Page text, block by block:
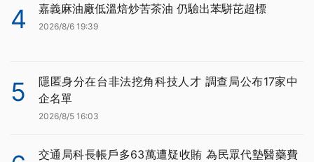
4 嘉義麻油廠低溫焙炒苦茶油 仍驗出苯駢芘超標
2026/8/6 19:39
5
隱匿身分在台非法挖角科技人才 調查局公布17家中
企名單
2026/8/5 16:03
交通局科長帳戶多63萬遭疑收賄 為民眾代墊醫藥費